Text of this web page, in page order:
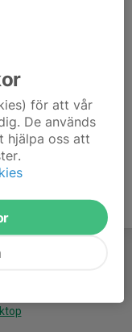
för att vår
De används
hjälpa oss att